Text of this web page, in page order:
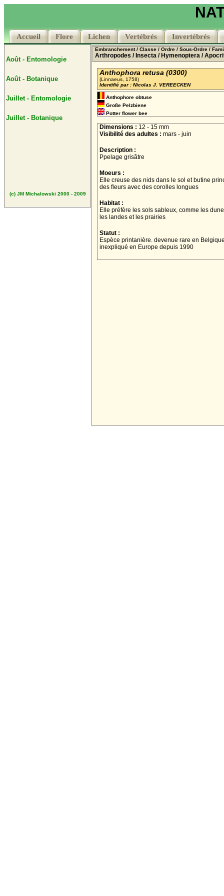
Accueil Flore Lichen Vertébrés Invertébrés
Accueil Flore Lichen Vertébrés Invertébrés
Août - Entomologie
Août - Botanique
Juillet - Entomologie
Juillet - Botanique
(c) JM Michalowski 2000 - 2009
Embranchement/ Classe / Ordre / Sous-Ordre /
Arthropodes / Insecta / Hymenoptera /
Anthophora retusa (0300)
(Linnaeus, 1758)
Identifié par : Nicolas J. VEREECKEN
Anthophore obtuse
Große Pelzbiene
Potter flower bee
Dimensions : 12 - 15 mm
Visibilité des adultes : mars - juin
Description :
Ppelage grisâtre
Moeurs :
Elle creuse des nids dans le sol et butine
des fleurs avec des corolles longues
Habitat :
Elle préfère les sols sableux, comme les
les landes et les prairies
Statut :
Espèce printanière. devenue rare en
inexpliqué en Europe depuis 1990